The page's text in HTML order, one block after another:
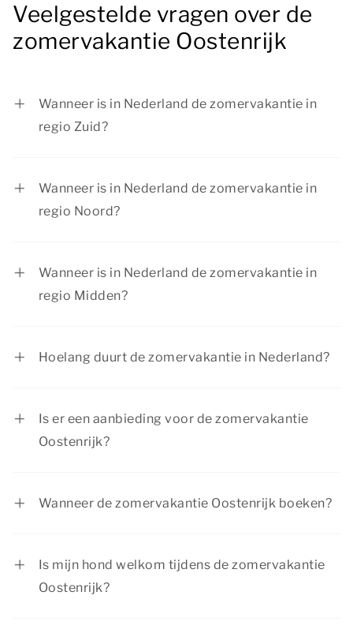
Veelgestelde vragen over de
zomervakantie Oostenrijk
Wanneer is in Nederland de zomervakantie in
regio Zuid?
Wanneer is in Nederland de zomervakantie in
regio Noord?
Wanneer is in Nederland de zomervakantie in
regio Midden?
Hoelang duurt de zomervakantie in Nederland?
Is er een aanbieding voor de zomervakantie
Oostenrijk?
Wanneer de zomervakantie Oostenrijk boeken?
Is mijn hond welkom tijdens de zomervakantie
Oostenrijk?